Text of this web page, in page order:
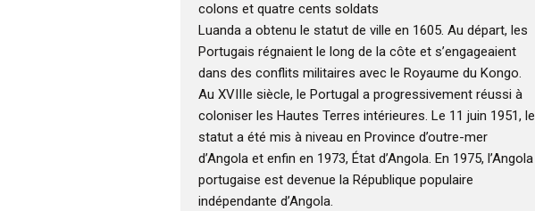
colons et quatre cents soldats
Luanda a obtenu le statut de ville en 1605. Au départ, les
Portugais régnaient le long de la côte et s’engageaient
dans des conflits militaires avec le Royaume du Kongo.
Au XVIIIe siècle, le Portugal a progressivement réussi à
coloniser les Hautes Terres intérieures. Le 11 juin 1951, le
statut a été mis à niveau en Province d’outre-mer
d’Angola et enfin en 1973, État d’Angola. En 1975, l’Angola
portugaise est devenue la République populaire
indépendante d’Angola.